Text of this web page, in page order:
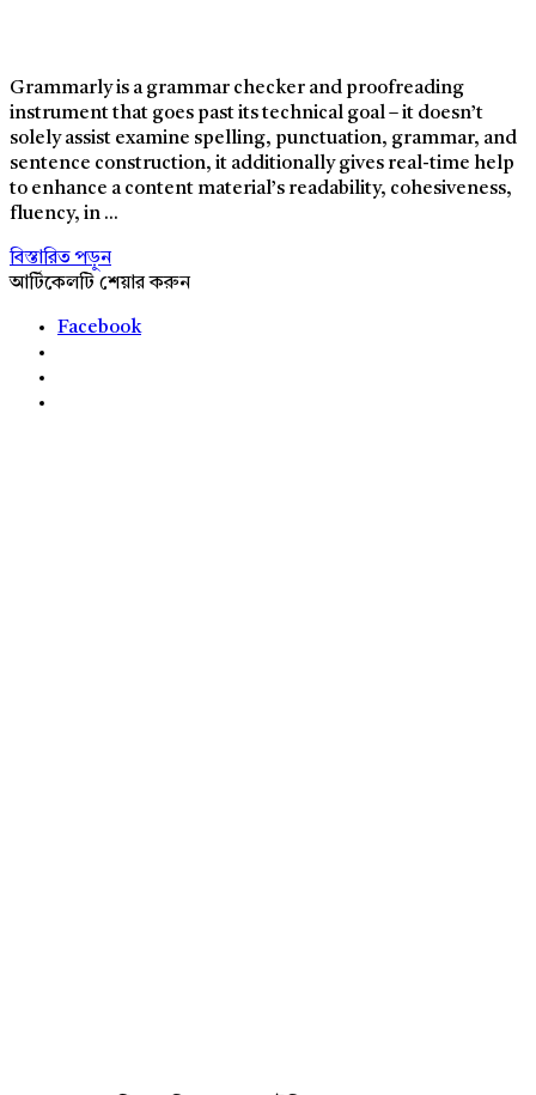
Grammarly is a grammar checker and proofreading
instrument that goes past its technical goal – it doesn’t
solely assist examine spelling, punctuation, grammar, and
sentence construction, it additionally gives real-time help
to enhance a content material’s readability, cohesiveness,
fluency, in ...
বিস্তারিত পড়ুন
আর্টিকেলটি শেয়ার করুন
Facebook